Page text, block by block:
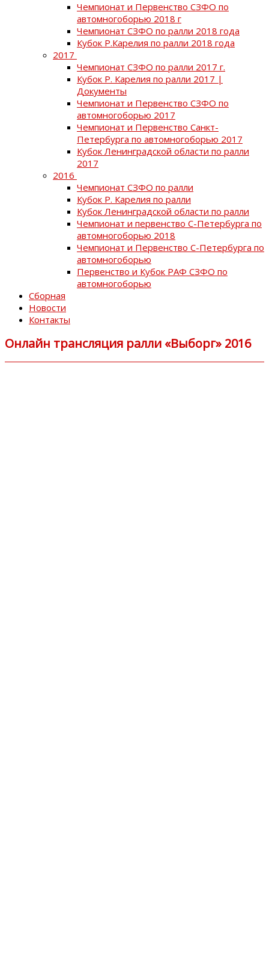
Чемпионат и Первенство СЗФО по
автомногоборью 2018 г
Чемпионат СЗФО по ралли 2018 года
Кубок Р.Карелия по ралли 2018 года
2017
Чемпионат СЗФО по ралли 2017 г.
Кубок Р. Карелия по ралли 2017 |
Документы
Чемпионат и Первенство СЗФО по
автомногоборью 2017
Чемпионат и Первенство Санкт-
Петербурга по автомногоборью 2017
Кубок Ленинградской области по ралли
2017
2016
Чемпионат СЗФО по ралли
Кубок Р. Карелия по ралли
Кубок Ленинградской области по ралли
Чемпионат и первенство С-Петербурга по
автомногоборью 2018
Чемпионат и Первенство С-Петербурга по
автомногоборью
Первенство и Кубок РАФ СЗФО по
автомногоборью
Сборная
Новости
Контакты
Онлайн трансляция ралли «Выборг» 2016